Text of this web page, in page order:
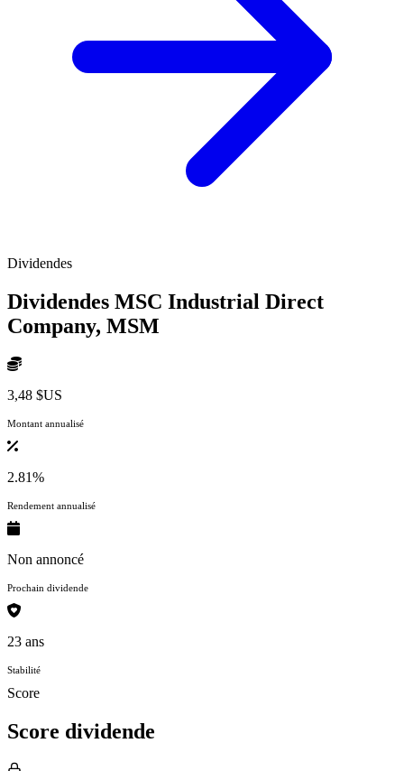
Dividendes
Dividendes MSC Industrial Direct
Company, MSM
3,48 $US
Montant annualisé
2.81%
Rendement annualisé
Non annoncé
Prochain dividende
23 ans
Stabilité
Score
Score dividende